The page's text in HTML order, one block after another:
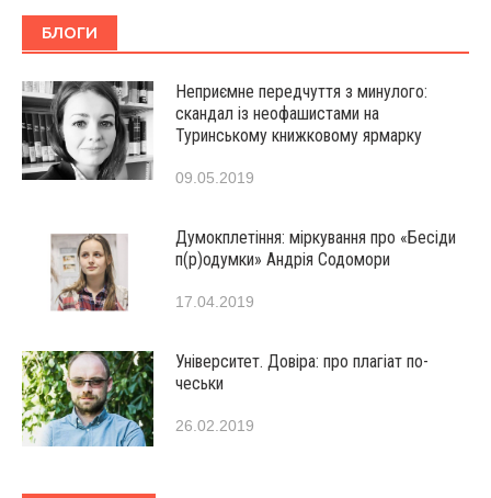
БЛОГИ
Неприємне передчуття з минулого:
скандал із неофашистами на
Туринському книжковому ярмарку
09.05.2019
Думокплетіння: міркування про «Бесіди
п(р)одумки» Андрія Содомори
17.04.2019
Університет. Довіра: про плагіат по-
чеськи
26.02.2019